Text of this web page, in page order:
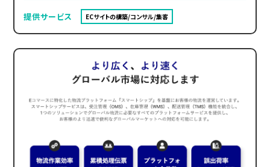
提供サービス ECサイトの構築/コンサル/集客